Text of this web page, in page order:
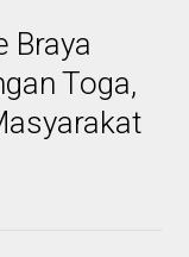
Braya
Toga,